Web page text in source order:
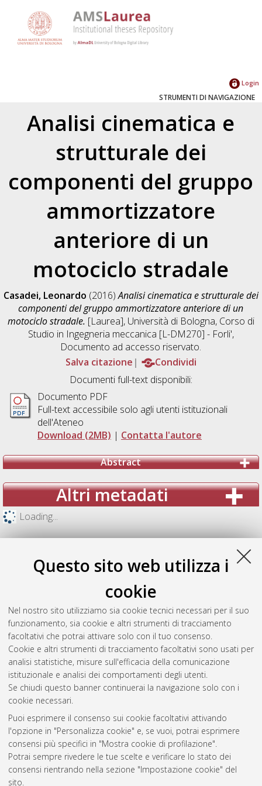
Questo sito web utilizza i
cookie
Nel nostro sito utilizziamo sia cookie tecnici necessari per il suo
funzionamento, sia cookie e altri strumenti di tracciamento
facoltativi che potrai attivare solo con il tuo consenso.
Cookie e altri strumenti di tracciamento facoltativi sono usati per
analisi statistiche, misure sull'efficacia della comunicazione
istituzionale e analisi dei comportamenti degli utenti.
Se chiudi questo banner continuerai la navigazione solo con i
cookie necessari.
Puoi esprimere il consenso sui cookie facoltativi attivando
l'opzione in "Personalizza cookie" e, se vuoi, potrai esprimere
consensi più specifici in "Mostra cookie di profilazione".
Potrai sempre rivedere le tue scelte e verificare lo stato dei
consensi rientrando nella sezione "Impostazione cookie" del
sito.
Login
STRUMENTI DI NAVIGAZIONE
Analisi cinematica e
strutturale dei
componenti del gruppo
ammortizzatore
anteriore di un
motociclo stradale
Casadei, Leonardo (2016)Analisi cinematica e strutturale dei
componenti del gruppo ammortizzatore anteriore di un
motociclo stradale. [Laurea], Università di Bologna, Corso di
Studio in Ingegneria meccanica [L-DM270] - Forli',
Documento ad accesso riservato.
Salva citazione
Condividi
Documenti full-text disponibili:
Documento PDF
Full-text accessibile solo agli utenti istituzionali
dell'Ateneo
Download (2MB) | Contatta l'autore
Abstract
Altri metadati
Loading...
Gestione del documento:
Atom
Rss 1.0
Rss 2.0